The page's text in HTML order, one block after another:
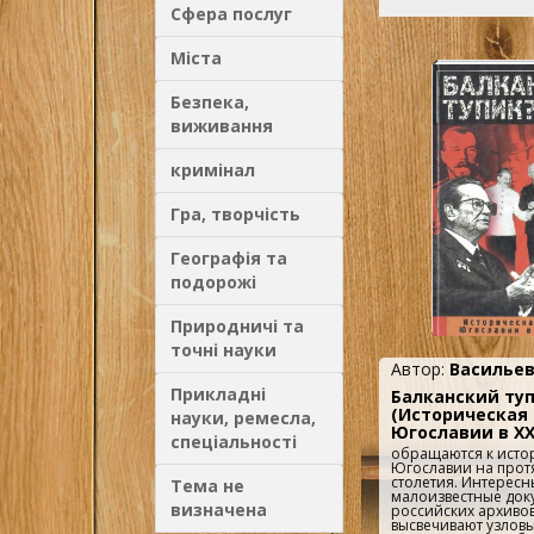
Сфера послуг
Міста
Безпека,
виживання
кримінал
Гра, творчість
Географія та
подорожі
Природничі та
точні науки
Прикладні
науки, ремесла,
спеціальності
Тема не
визначена
Автор:
Балканский
(Историческая
Югославии в
обращаются к
Югославии на
столетия.
малоизвестные
российских
высвечивают